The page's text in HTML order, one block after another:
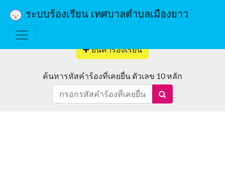
ระบบร้องเรียน เทศบาลตำบลเมืองยาว
ยื่นคำร้องเรียน
ค้นหารหัสคำร้องที่เคยยื่น ตัวเลข 10 หลัก